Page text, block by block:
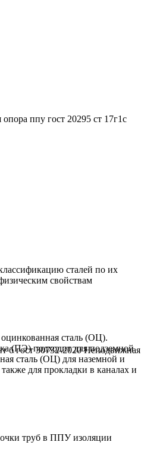
ппу гост 20295 ст 17г1с
б гост 30732-2020 Неподвижная
трубы
сталей по их
свойствам
сталь (ОЦ).
(ПЭ) подходит для подземной
сталь (ОЦ) для наземной и
для прокладки в каналах и
труб в ППУ изоляции